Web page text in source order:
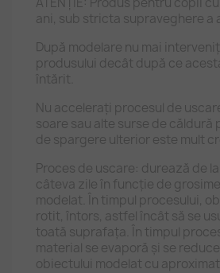
ani, sub stricta supraveghere a
După modelare nu mai
produsului decât după ce
întărit.
Nu accelerați procesul de
soare sau alte surse de căldură
de spargere ulterior este mult
Proces de uscare: durează de
câteva zile în funcție de
modelat. În timpul procesului,
rotit, întors, astfel încât să se
toată suprafața. În timpul
material se evaporă și se
obiectului modelat cu